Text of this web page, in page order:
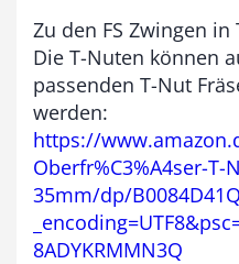
3
,
0
€
Zu den FS Zwingen in
Die T-Nuten können
passenden T-Nut
werden:
https://
Oberfr%C3%A4ser-T-
35mm/dp/
8ADYKRMMN3Q